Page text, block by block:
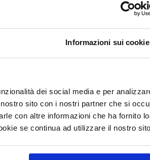
Informazioni sui cookie
dei social media e per
sito con i nostri partner che si
con altre informazioni che ha fornito
se continua ad utilizzare il nostro
PULIZIA